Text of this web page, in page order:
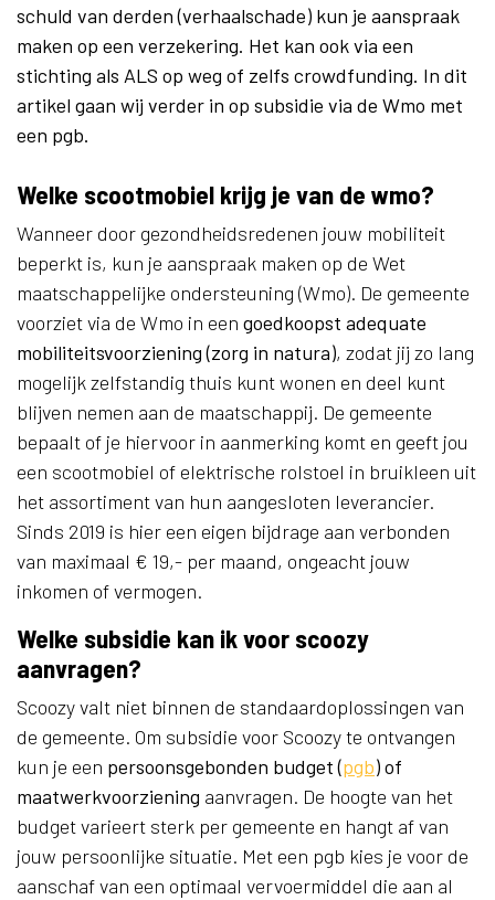
schuld van derden (verhaalschade) kun je aanspraak
maken op een verzekering. Het kan ook via een
stichting als ALS op weg of zelfs crowdfunding. In dit
artikel gaan wij verder in op subsidie via de Wmo met
een pgb.
Welke scootmobiel krijg je van de wmo?
Wanneer door gezondheidsredenen jouw mobiliteit
beperkt is, kun je aanspraak maken op de Wet
maatschappelijke ondersteuning (Wmo). De gemeente
voorziet via de Wmo in een goedkoopst adequate
mobiliteitsvoorziening (zorg in natura), zodat jij zo lang
mogelijk zelfstandig thuis kunt wonen en deel kunt
blijven nemen aan de maatschappij. De gemeente
bepaalt of je hiervoor in aanmerking komt en geeft jou
een scootmobiel of elektrische rolstoel in bruikleen uit
het assortiment van hun aangesloten leverancier.
Sinds 2019 is hier een eigen bijdrage aan verbonden
van maximaal € 19,- per maand, ongeacht jouw
inkomen of vermogen.
Welke subsidie kan ik voor scoozy
aanvragen?
Scoozy valt niet binnen de standaardoplossingen van
de gemeente. Om subsidie voor Scoozy te ontvangen
kun je een persoonsgebonden budget (pgb) of
maatwerkvoorziening aanvragen. De hoogte van het
budget varieert sterk per gemeente en hangt af van
jouw persoonlijke situatie. Met een pgb kies je voor de
aanschaf van een optimaal vervoermiddel die aan al